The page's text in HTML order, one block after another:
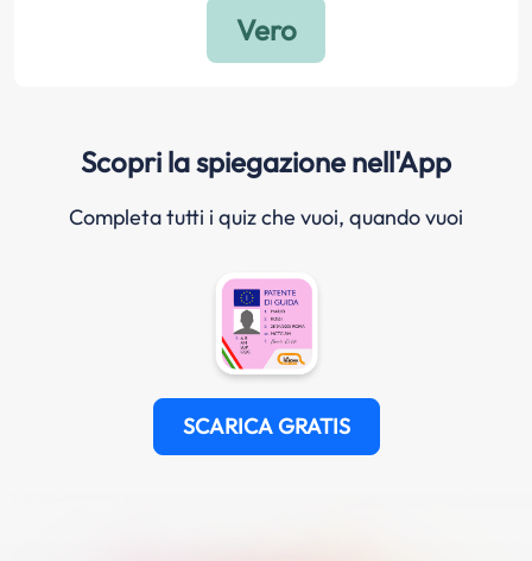
Scopri la spiegazione nell'App
Completa tutti i quiz che vuoi, quando vuoi
SCARICA GRATIS